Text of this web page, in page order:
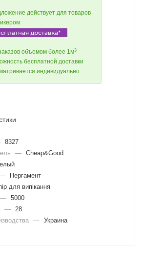
действует для товаров
объемом более 1м3
бесплатной доставки
индивидуально
8327
— Cheap&Good
Пергамент
для випікання
— 5000
—
28
— Украина